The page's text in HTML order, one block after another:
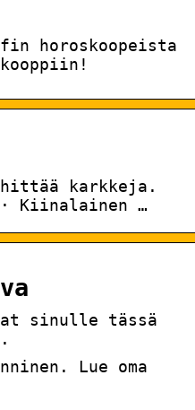
horoskoopeista
karkkeja.
Kiinalainen …
sinulle tässä
Lue oma